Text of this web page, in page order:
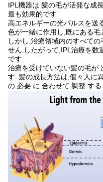
IPL機器は 髪の毛が活発な成
最も効果的です
高エネルギーの光パルスを送
色が一緒に作用し,既にある
しかし,治療領域内のすべて
せん.したがって,IPL治療を数
です.
治療を受けていない髪の毛が
す. 髪の成長方法は,個々人に
の 必要 に 合わせて 調整 す